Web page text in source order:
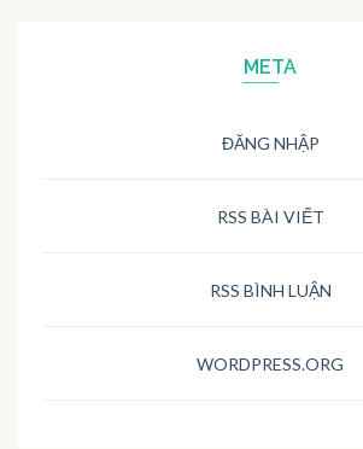
META
ĐĂNG NHẬP
RSS BÀI VIẾT
RSS BÌNH LUẬN
WORDPRESS.ORG